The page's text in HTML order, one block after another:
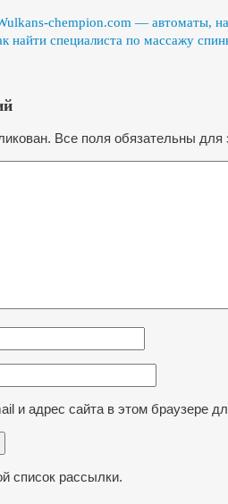
chempion.com — автоматы,
найти специалиста по массажу
Все поля обязательны для
и адрес сайта в этом браузере
список рассылки.